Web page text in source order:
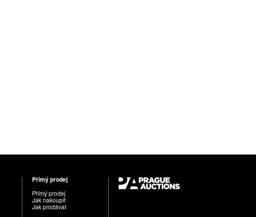
Přímý prodej
Přímý prodej
Jak nakoupit
Jak prodávat